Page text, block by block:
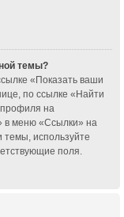
темы?
«Показать ваши
по ссылке «Найти
на
в меню «Ссылки» на
темы, используйте
поля.